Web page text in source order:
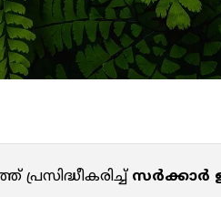
പ്രസിദ്ധീകരിച്ച്സർക്കാർ